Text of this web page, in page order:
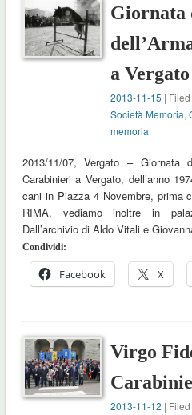
Giornata
a Vergato
2013-11-15 |
Società Memoria,
memoria
2013/11/07, Vergato – Giornata
Carabinieri a Vergato, dell’anno
cani in Piazza 4 Novembre, prima
RIMA, vediamo inoltre in
Dall’archivio di Aldo Vitali e
Condividi:
Facebook X
Virgo
2013-11-12 |